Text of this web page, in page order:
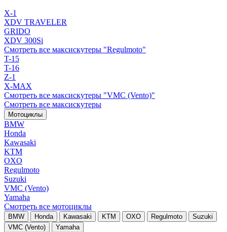
X-1
XDV TRAVELER
GRIDO
XDV 300Si
Смотреть все максискутеры "Regulmoto"
T-15
T-16
Z-1
X-MAX
Смотреть все максискутеры "VMC (Vento)"
Смотреть все максискутеры
Мотоциклы
BMW
Honda
Kawasaki
KTM
OXO
Regulmoto
Suzuki
VMC (Vento)
Yamaha
Смотреть все мотоциклы
BMW Honda Kawasaki KTM OXO Regulmoto
Suzuki
VMC (Vento)
Yamaha